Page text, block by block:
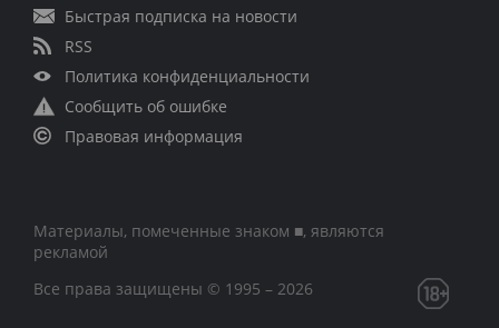
Быстрая подписка на новости
RSS
Политика конфиденциальности
Сообщить об ошибке
Правовая информация
Материалы, помеченные знаком ■, являются
рекламой
Все права защищены © 1995 – 2026